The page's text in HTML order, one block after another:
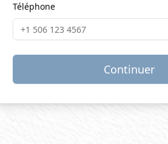
Téléphone
Continuer